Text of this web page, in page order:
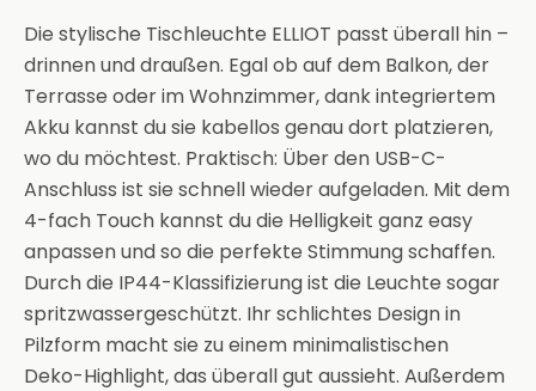
Die stylische Tischleuchte ELLIOT passt überall hin –
drinnen und draußen. Egal ob auf dem Balkon, der
Terrasse oder im Wohnzimmer, dank integriertem
Akku kannst du sie kabellos genau dort platzieren,
wo du möchtest. Praktisch: Über den USB-C-
Anschluss ist sie schnell wieder aufgeladen. Mit dem
4-fach Touch kannst du die Helligkeit ganz easy
anpassen und so die perfekte Stimmung schaffen.
Durch die IP44-Klassifizierung ist die Leuchte sogar
spritzwassergeschützt. Ihr schlichtes Design in
Pilzform macht sie zu einem minimalistischen
Deko-Highlight, das überall gut aussieht. Außerdem